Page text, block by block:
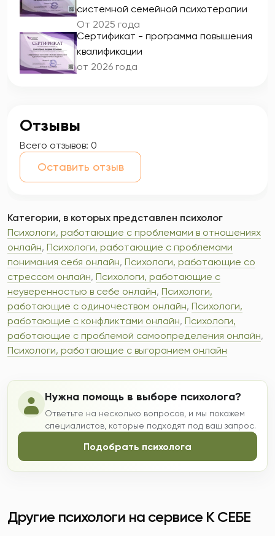
системной семейной психотерапии
От 2025 года
Сертификат - программа повышения
квалификации
от 2026 года
Отзывы
Всего отзывов: 0
Оставить отзыв
Категории, в которых представлен психолог
Психологи, работающие с проблемами в отношениях
онлайн, Психологи, работающие с проблемами
понимания себя онлайн, Психологи, работающие со
стрессом онлайн, Психологи, работающие с
неуверенностью в себе онлайн, Психологи,
работающие с одиночеством онлайн, Психологи,
работающие с конфликтами онлайн, Психологи,
работающие с проблемой самоопределения онлайн,
Психологи, работающие с выгоранием онлайн
Нужна помощь в выборе психолога?
Ответьте на несколько вопросов, и мы покажем
специалистов, которые подходят под ваш запрос.
Подобрать психолога
Другие психологи на сервисе К СЕБЕ